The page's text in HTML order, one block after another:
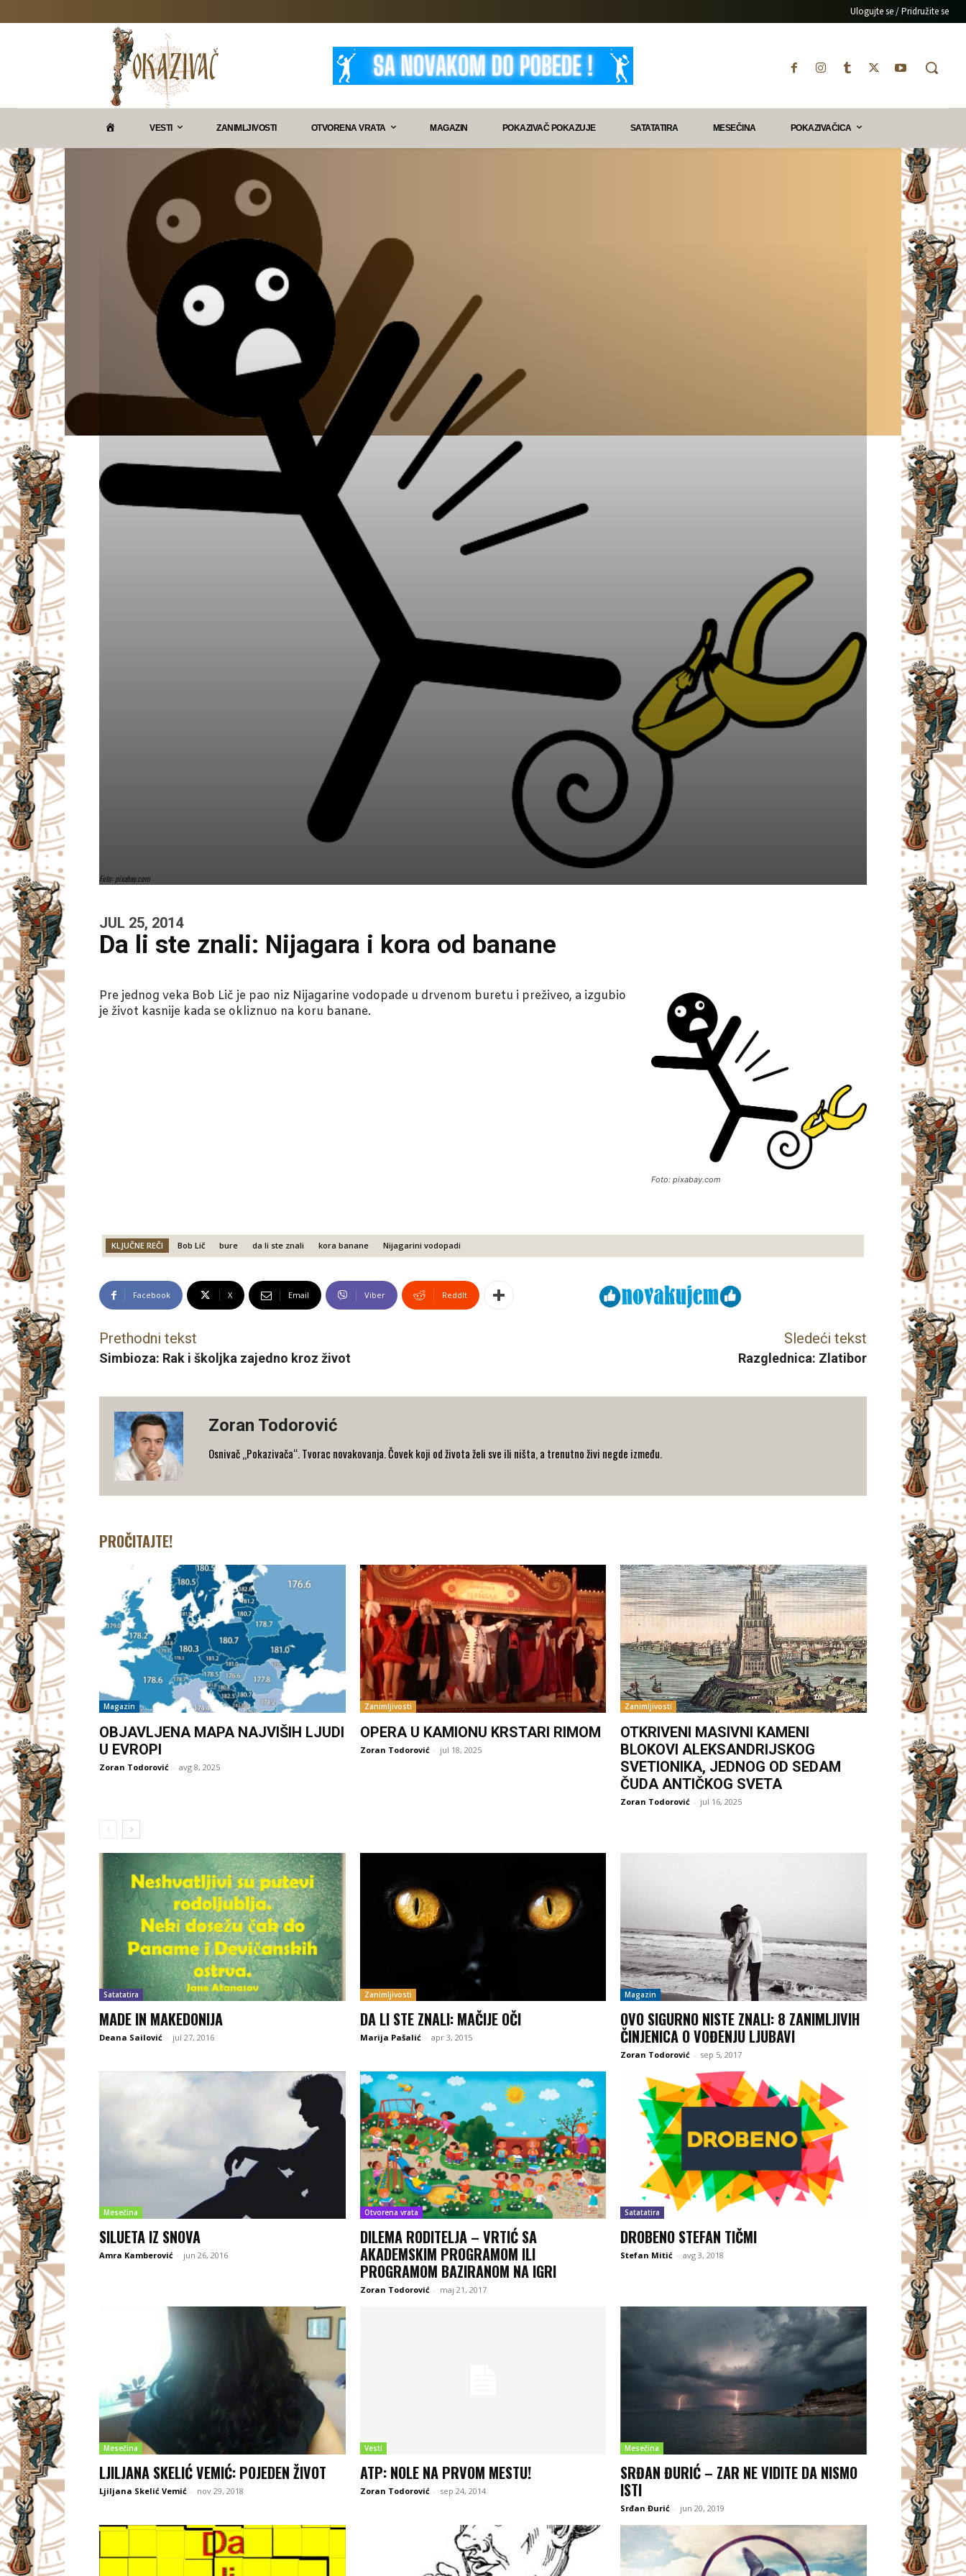
Ulogujte se / Pridružite se
VESTI ZANIMLJIVOSTI OTVORENA VRATA MAGAZIN POKAZIVAČ POKAZUJE SATATATIRA MESEČINA POKAZIVAČICA
Foto: pixabay.com
JUL 25, 2014
Da li ste znali: Nijagara i kora od banane
Foto: pixabay.com
Pre jednog veka Bob Lič je pao niz Nijagarine vodopade u drvenom buretu i preživeo, a izgubio
je život kasnije kada se okliznuo na koru banane.
KLJUČNE REČI Bob Lič bure da li ste znali kora banane Nijagarini vodopadi
Facebook X Email Viber ReddIt
Prethodni tekst
Simbioza: Rak i školjka zajedno kroz život
Sledeći tekst
Razglednica: Zlatibor
Zoran Todorović
Osnivač „Pokazivača“. Tvorac novakovanja. Čovek koji od života želi sve ili ništa, a trenutno živi negde između.
PROČITAJTE!
Magazin
OBJAVLJENA MAPA NAJVIŠIH LJUDI
U EVROPI
Zoran Todorović - avg 8, 2025
Zanimljivosti
OPERA U KAMIONU KRSTARI RIMOM
Zoran Todorović - jul 18, 2025
Zanimljivosti
OTKRIVENI MASIVNI KAMENI
BLOKOVI ALEKSANDRIJSKOG
SVETIONIKA, JEDNOG OD SEDAM
ČUDA ANTIČKOG SVETA
Zoran Todorović - jul 16, 2025
Satatatira
MADE IN MAKEDONIJA
Deana Sailović - jul 27, 2016
Zanimljivosti
DA LI STE ZNALI: MAČIJE OČI
Marija Pašalić - apr 3, 2015
Magazin
OVO SIGURNO NISTE ZNALI: 8 ZANIMLJIVIH
ČINJENICA O VOĐENJU LJUBAVI
Zoran Todorović - sep 5, 2017
Mesečina
SILUETA IZ SNOVA
Amra Kamberović - jun 26, 2016
Otvorena vrata
DILEMA RODITELJA – VRTIĆ SA
AKADEMSKIM PROGRAMOM ILI
PROGRAMOM BAZIRANOM NA IGRI
Zoran Todorović - maj 21, 2017
Satatatira
DROBENO STEFAN TIČMI
Stefan Mitić - avg 3, 2018
Mesečina
LJILJANA SKELIĆ VEMIĆ: POJEDEN ŽIVOT
Ljiljana Skelić Vemić - nov 29, 2018
Vesti
ATP: NOLE NA PRVOM MESTU!
Zoran Todorović - sep 24, 2014
Mesečina
SRĐAN ĐURIĆ – ZAR NE VIDITE DA NISMO
ISTI
Srđan Đurić - jun 20, 2019